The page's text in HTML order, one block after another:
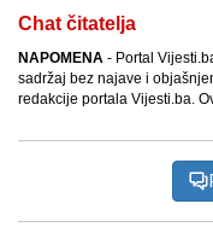
Chat čitatelja
NAPOMENA - Portal
sadržaj bez najave i
redakcije portala Vijesti.ba.